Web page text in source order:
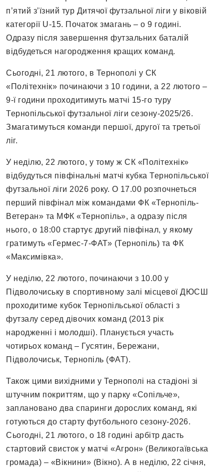
п’ятий з’їзний тур Дитячої футзальної ліги у віковій
категорії U-15. Початок змагань – о 9 годині.
Одразу після завершення футзальних баталій
відбудеться нагородження кращих команд.
Сьогодні, 21 лютого, в Тернополі у СК
«Політехнік» починаючи з 10 години, а 22 лютого –
9-ї години проходитимуть матчі 15-го туру
Тернопільської футзальної ліги сезону-2025/26.
Змагатимуться команди першої, другої та третьої
ліг.
У неділю, 22 лютого, у тому ж СК «Політехнік»
відбудуться півфінальні матчі кубка Тернопільської
футзальної ліги 2026 року. О 17.00 розпочнеться
перший півфінал між командами ФК «Тернопіль-
Ветеран» та МФК «Тернопіль», а одразу після
нього, о 18:00 стартує другий півфінал, у якому
гратимуть «Гермес-7-ФАТ» (Тернопіль) та ФК
«Максимівка».
У неділю, 22 лютого, починаючи з 10.00 у
Підволочиську в спортивному залі місцевої ДЮСШ
проходитиме кубок Тернопільської області з
футзалу серед дівочих команд (2013 рік
народженні і молодші). Планується участь
чотирьох команд – Гусятин, Бережани,
Підволочиськ, Тернопіль (ФАТ).
Також цими вихідними у Тернополі на стадіоні зі
штучним покриттям, що у парку «Сопільче»,
заплановано два спаринги дорослих команд, які
готуються до старту футбольного сезону-2026.
Сьогодні, 21 лютого, о 18 годині арбітр дасть
стартовий свисток у матчі «Агрон» (Великогаївська
громада) – «Вікнини» (Вікно). А в неділю, 22 січня,